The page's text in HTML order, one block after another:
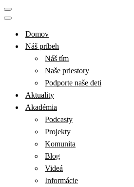
Menu
navigácie
Menu
Domov
Náš príbeh
Náš tím
Naše priestory
Podporte naše deti
Aktuality
Akadémia
Podcasty
Projekty
Komunita
Blog
Videá
Informácie